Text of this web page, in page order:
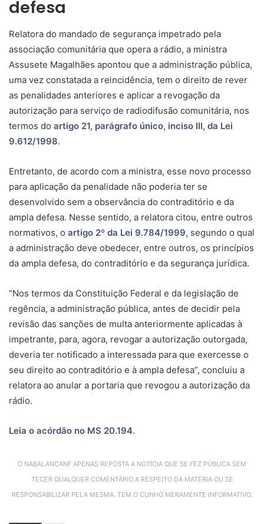
defesa
Relatora do mandado de segurança impetrado pela
associação comunitária que opera a rádio, a ministra
Assusete Magalhães apontou que a administração pública,
uma vez constatada a reincidência, tem o direito de rever
as penalidades anteriores e aplicar a revogação da
autorização para serviço de radiodifusão comunitária, nos
termos do artigo 21, parágrafo único, inciso III, da Lei
9.612/1998.
Entretanto, de acordo com a ministra, esse novo processo
para aplicação da penalidade não poderia ter se
desenvolvido sem a observância do contraditório e da
ampla defesa. Nesse sentido, a relatora citou, entre outros
normativos, o artigo 2º da Lei 9.784/1999, segundo o qual
a administração deve obedecer, entre outros, os princípios
da ampla defesa, do contraditório e da segurança jurídica.
“Nos termos da Constituição Federal e da legislação de
regência, a administração pública, antes de decidir pela
revisão das sanções de multa anteriormente aplicadas à
impetrante, para, agora, revogar a autorização outorgada,
deveria ter notificado a interessada para que exercesse o
seu direito ao contraditório e à ampla defesa”, concluiu a
relatora ao anular a portaria que revogou a autorização da
rádio.
Leia o acórdão no MS 20.194.
O NABALANCANF APENAS REPOSTA A NOTÍCIA QUE SE FEZ PÚBLICA SEM
TECER QUALQUER COMENTÁRIO A RESPEITO DA MATÉRIA OU SE
RESPONSABILIZAR PELA MESMA. TEM O CUNHO MERAMENTE INFORMATIVO.